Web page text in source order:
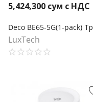
5,424,300 сум с НДС
LuxTech